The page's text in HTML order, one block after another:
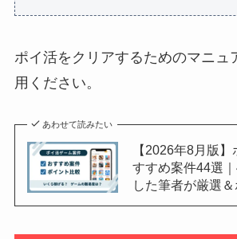
ポイ活をクリアするためのマニュ
用ください。
あわせて読みたい
【2026年8月版
すすめ案件44選
した筆者が厳選